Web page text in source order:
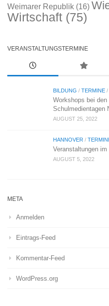
Weimarer Republik (16)
Wirtschaft (75)
VERANSTALTUNGSTERMINE
BILDUNG / TERMINE /
Workshops bei den
Schulmedientagen
AUGUST 25, 2022
HANNOVER /
Veranstaltungen
AUGUST 5, 2022
META
Anmelden
Eintrags-Feed
Kommentar-Feed
WordPress.org